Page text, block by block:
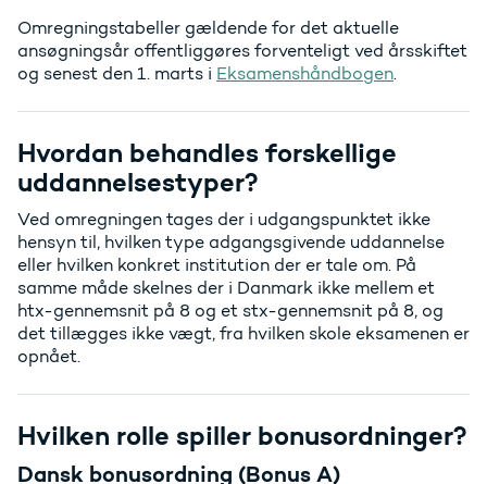
Omregningstabeller gældende for det aktuelle
ansøgningsår offentliggøres forventeligt ved årsskiftet
og senest den 1. marts i Eksamenshåndbogen.
Hvordan behandles forskellige
uddannelsestyper?
Ved omregningen tages der i udgangspunktet ikke
hensyn til, hvilken type adgangsgivende uddannelse
eller hvilken konkret institution der er tale om. På
samme måde skelnes der i Danmark ikke mellem et
htx-gennemsnit på 8 og et stx-gennemsnit på 8, og
det tillægges ikke vægt, fra hvilken skole eksamenen er
opnået.
Hvilken rolle spiller bonusordninger?
Dansk bonusordning (Bonus A)